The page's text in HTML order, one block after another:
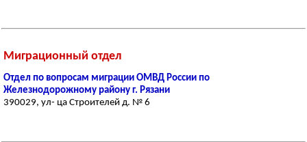
Миграционный отдел
Отдел по вопросам миграции ОМВД России по
Железнодорожному району г. Рязани
390029, ул- ца Строителей д. № 6